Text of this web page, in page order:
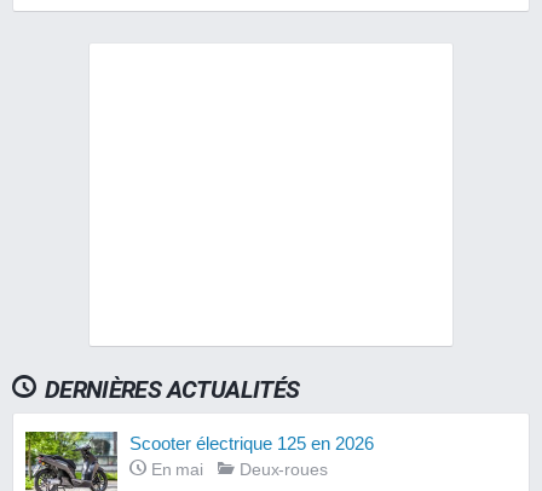
DERNIÈRES ACTUALITÉS
Scooter électrique 125 en 2026
En mai Deux-roues